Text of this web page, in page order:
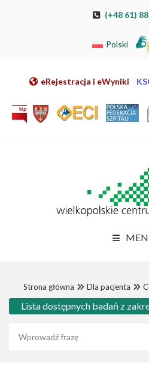
Przeskocz do nawigacji
Przejdź do mapy strony
Przejdź do elektronicznej rejestracji
(+48 61)
Polski
eRejestracja i eWyniki
Strona główna Dla pacjenta
Lista dostępnych badań z